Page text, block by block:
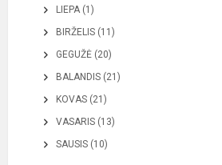
LIEPA (1)
BIRŽELIS (11)
GEGUŽĖ (20)
BALANDIS (21)
KOVAS (21)
VASARIS (13)
SAUSIS (10)